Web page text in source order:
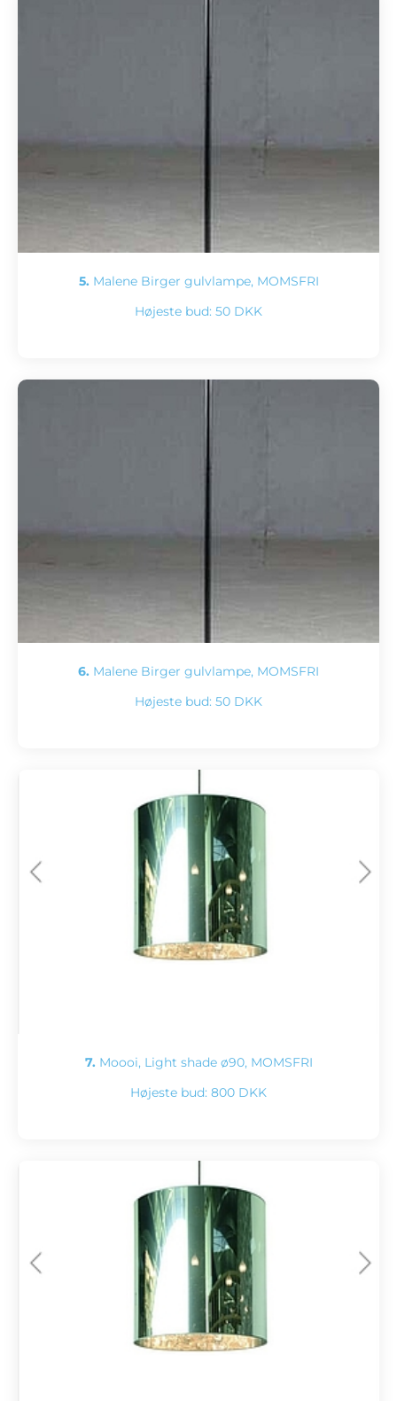
5. Malene Birger gulvlampe, MOMSFRI
Højeste bud: 50 DKK
6. Malene Birger gulvlampe, MOMSFRI
Højeste bud: 50 DKK
7. Moooi, Light shade ø90, MOMSFRI
Højeste bud: 800 DKK